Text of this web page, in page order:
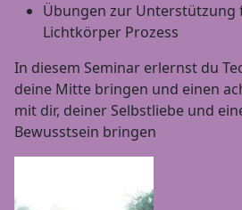
Übungen zur Unterstützung
Lichtkörper Prozess
In diesem Seminar erlernst du
deine Mitte bringen und einen
mit dir, deiner Selbstliebe und
Bewusstsein bringen